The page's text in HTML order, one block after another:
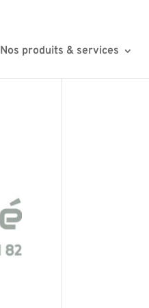
Nos produits & services